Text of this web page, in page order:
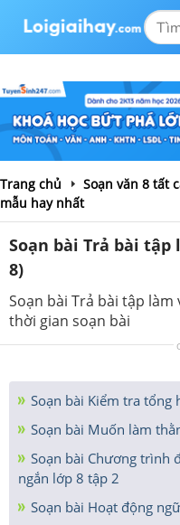
Trang chủ
Soạn văn 8 tất
mẫu hay nhất
Soạn bài Trả bài
8)
Soạn bài Trả bài tập
thời gian soạn bài
Soạn bài Kiểm tra tổng
Soạn bài Muốn làm
Soạn bài Chương trình
ngắn lớp 8 tập 2
Soạn bài Hoạt động